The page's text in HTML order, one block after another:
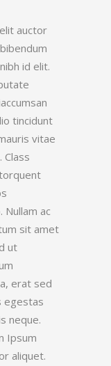
auctor
id elit.
tincidunt
vitae
Nullam ac
sit amet
ut
erat sed
egestas
neque.
Ipsum
aliquet.